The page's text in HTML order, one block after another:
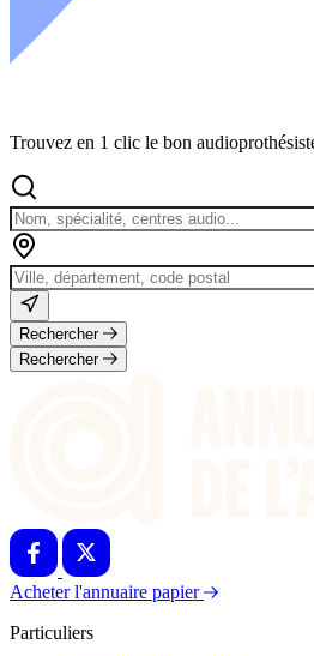
Trouvez en 1 clic le bon
Rechercher
Rechercher
Acheter l'annuaire papier
Particuliers